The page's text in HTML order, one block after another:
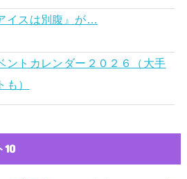
イスは別腹』が…
ントカレンダー２０２６（大手
）
10